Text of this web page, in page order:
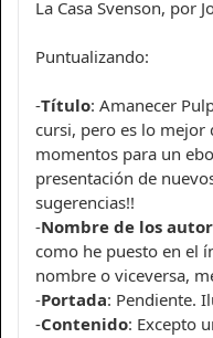
La Casa Svenson, por
Puntualizando:
-Título: Amanecer
cursi, pero es lo mejor
momentos para un
presentación de
sugerencias!!
-Nombre de los
como he puesto en el
nombre o viceversa,
-Portada: Pendiente.
-Contenido: Excepto